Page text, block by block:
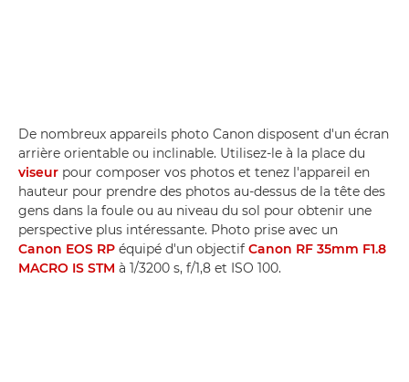
De nombreux appareils photo Canon disposent d'un écran
arrière orientable ou inclinable. Utilisez-le à la place du
viseur pour composer vos photos et tenez l'appareil en
hauteur pour prendre des photos au-dessus de la tête des
gens dans la foule ou au niveau du sol pour obtenir une
perspective plus intéressante. Photo prise avec un
Canon EOS RP équipé d'un objectif Canon RF 35mm F1.8
MACRO IS STM à 1/3200 s, f/1,8 et ISO 100.